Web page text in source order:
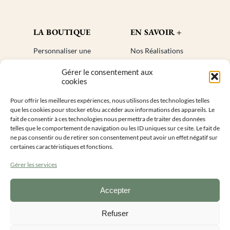
Gérer le consentement aux
cookies
Pour offrir les meilleures expériences, nous utilisons des technologies telles
que les cookies pour stocker et/ou accéder aux informations des appareils. Le
fait de consentir à ces technologies nous permettra de traiter des données
telles que le comportement de navigation ou les ID uniques sur ce site. Le fait de
ne pas consentir ou de retirer son consentement peut avoir un effet négatif sur
certaines caractéristiques et fonctions.
Gérer les services
Accepter
Refuser
LA BOUTIQUE
Personnaliser une
Cadeaux invités
Livraisons
Retours
EN SAVOIR +
Nos Réalisations
Créer un compte
Faq
INFORMATIONS DE CONTACT
Lundi au vendredi 9h – 16h
9 55 50 28 14